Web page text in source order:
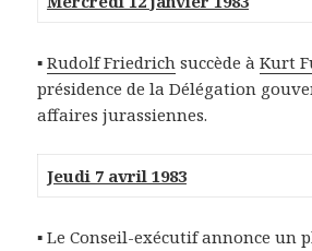
▪Rudolf Friedrich succède àKurt
présidence de la Délégation
affaires jurassiennes.
Jeudi 7 avril 1983
▪ Le Conseil-exécutif annonce un